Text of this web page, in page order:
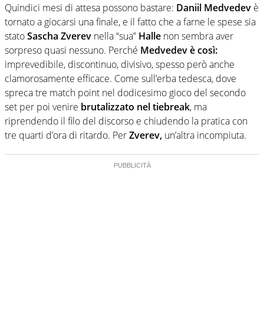
Quindici mesi di attesa possono bastare: Daniil Medvedev è
tornato a giocarsi una finale, e il fatto che a farne le spese sia
statoSascha Zverev nella “sua” Halle non sembra aver
sorpreso quasi nessuno. Perché Medvedevè così:
imprevedibile, discontinuo, divisivo, spesso però anche
clamorosamente efficace. Come sull’erba tedesca, dove
spreca tre match point nel dodicesimo gioco del secondo
set per poi venire brutalizzato nel tiebreak, ma
riprendendo il filo del discorso e chiudendo la pratica con
tre quarti d’ora di ritardo. PerZverev, un’altra incompiuta.